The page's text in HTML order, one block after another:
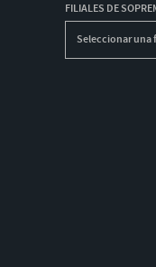
FILIALES DE
Seleccionar una